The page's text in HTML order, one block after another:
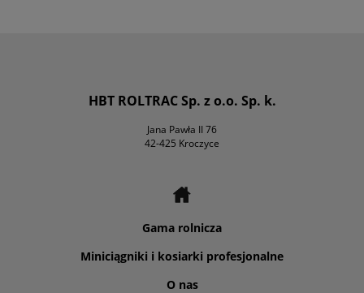
HBT ROLTRAC Sp. z o.o. Sp. k.
Jana Pawła II 76
42-425 Kroczyce
Gama rolnicza
Miniciągniki i kosiarki profesjonalne
O nas